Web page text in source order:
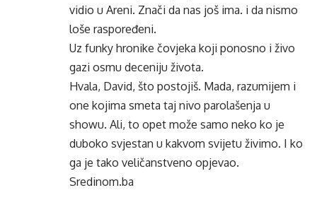
vidio u Areni. Znači da nas još ima. i da nismo
loše raspoređeni.
Uz funky hronike čovjeka koji ponosno i živo
gazi osmu deceniju života.
Hvala, David, što postojiš. Mada, razumijem i
one kojima smeta taj nivo parolašenja u
showu. Ali, to opet može samo neko ko je
duboko svjestan u kakvom svijetu živimo. I ko
ga je tako veličanstveno opjevao.
Sredinom.ba